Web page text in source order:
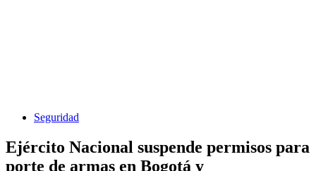
Seguridad
Ejército Nacional suspende permisos para
porte de armas en Bogotá y